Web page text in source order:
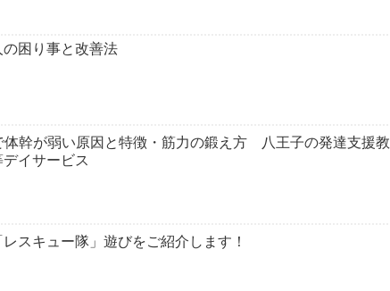
困り事と改善法
幹が弱い原因と特徴・筋力の鍛え方 八王子の発達支援教
イサービス
スキュー隊」遊びをご紹介します！